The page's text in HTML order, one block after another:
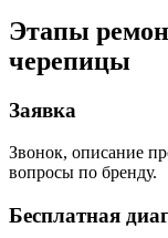
Этапы
черепицы
Заявка
Звонок, описание
вопросы по бренду.
Бесплатная